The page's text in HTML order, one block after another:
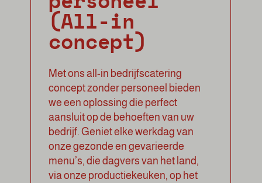
(All-in
concept)
Met ons all-in bedrijfscatering
concept zonder personeel bieden
we een oplossing die perfect
aansluit op de behoeften van uw
bedrijf. Geniet elke werkdag van
onze gezonde en gevarieerde
menu’s, die dagvers van het land,
via onze productiekeuken, op het